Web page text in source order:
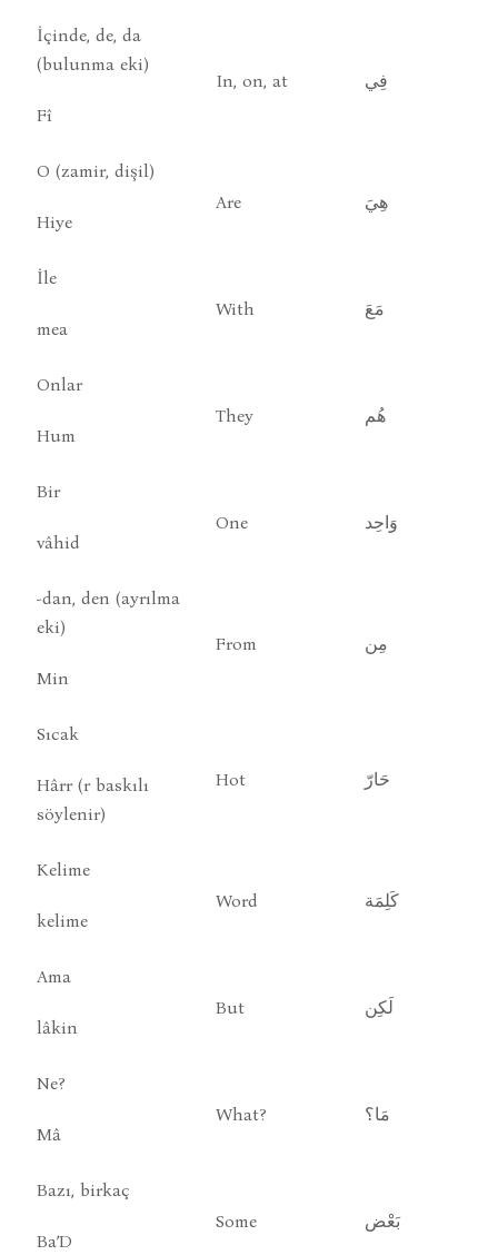
İçinde, de, da
(bulunma eki)
Fî
In, on, at فِي
O (zamir, dişil)
Hiye
Are هِيَ
İle
mea
With مَعَ
Onlar
Hum
They هُم
Bir
vâhid
One وَاحِد
-dan, den (ayrılma
eki)
Min
From مِن
Sıcak
Hârr (r baskılı
söylenir)
Hot حَارّ
Kelime
kelime
Word كَلِمَة
Ama
lâkin
But لَكِن
Ne?
Mâ
What? مَا؟
Bazı, birkaç
Ba’D
Some بَعْض